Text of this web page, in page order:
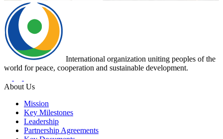
International organization uniting peoples of the
world for peace, cooperation and sustainable development.
About Us
Mission
Key Milestones
Leadership
Partnership Agreements